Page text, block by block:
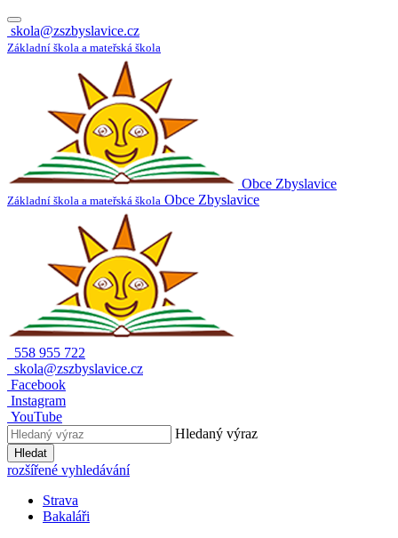
skola@zszbyslavice.cz
Základní škola a mateřská škola
Obce Zbyslavice
Základní škola a mateřská škola Obce Zbyslavice
558 955 722
skola@zszbyslavice.cz
Facebook
Instagram
YouTube
Hledaný výraz
Hledat
rozšířené vyhledávání
Strava
Bakaláři